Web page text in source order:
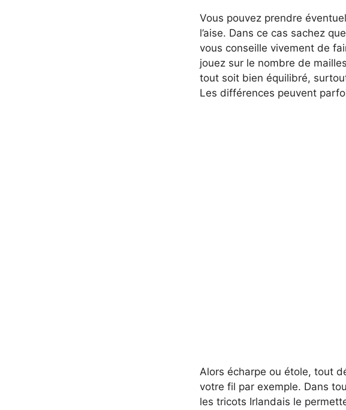
Vous pouvez prendre
l’aise. Dans ce cas sachez
vous conseille vivement de
jouez sur le nombre de
tout soit bien équilibré,
Les différences peuvent
Alors écharpe ou étole, tout
votre fil par exemple. Dans
les tricots Irlandais le